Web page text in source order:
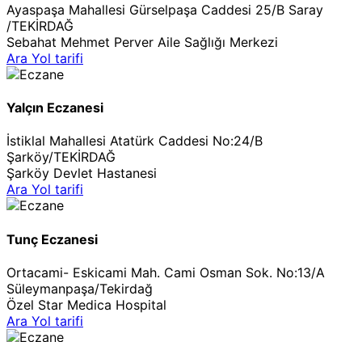
Ayaspaşa Mahallesi Gürselpaşa Caddesi 25/B Saray
/TEKİRDAĞ
Sebahat Mehmet Perver Aile Sağlığı Merkezi
Ara Yol tarifi
Yalçın Eczanesi
İstiklal Mahallesi Atatürk Caddesi No:24/B
Şarköy/TEKİRDAĞ
Şarköy Devlet Hastanesi
Ara Yol tarifi
Tunç Eczanesi
Ortacami- Eskicami Mah. Cami Osman Sok. No:13/A
Süleymanpaşa/Tekirdağ
Özel Star Medica Hospital
Ara Yol tarifi